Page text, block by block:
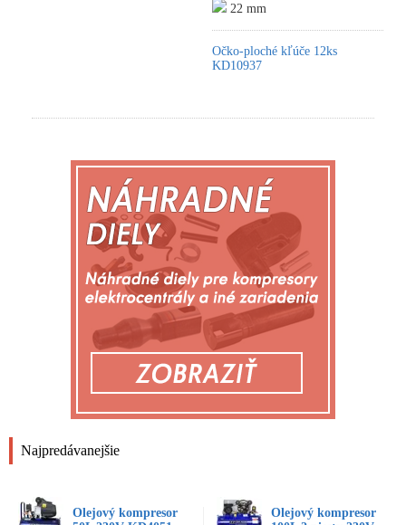
Najpredávanejšie
Olejový kompresor
Olejový kompresor
22 mm
Očko-ploché kľúče 12ks
KD10937